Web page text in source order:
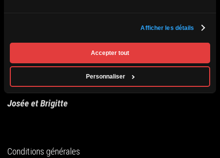
Afficher les détails
Accepter tout
Personnaliser
très attentionné à nos besoins.
Josée et Brigitte
Conditions générales